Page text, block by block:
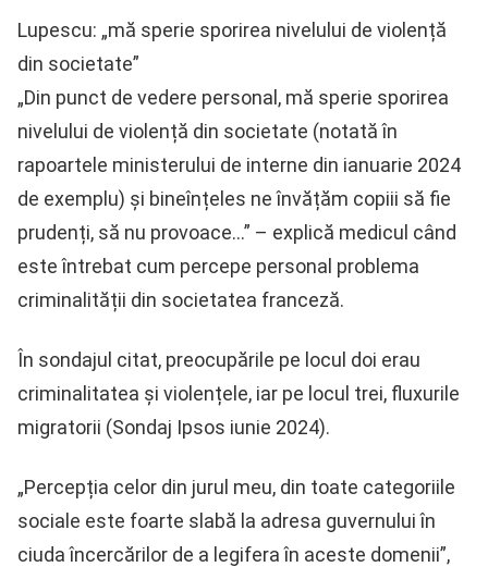
Lupescu: „mă sperie sporirea nivelului de violență
din societate”
„Din punct de vedere personal, mă sperie sporirea
nivelului de violență din societate (notată în
rapoartele ministerului de interne din ianuarie 2024
de exemplu) și bineînțeles ne învățăm copiii să fie
prudenți, să nu provoace…” – explică medicul când
este întrebat cum percepe personal problema
criminalității din societatea franceză.
În sondajul citat, preocupările pe locul doi erau
criminalitatea și violențele, iar pe locul trei, fluxurile
migratorii (Sondaj Ipsos iunie 2024).
„Percepția celor din jurul meu, din toate categoriile
sociale este foarte slabă la adresa guvernului în
ciuda încercărilor de a legifera în aceste domenii”,